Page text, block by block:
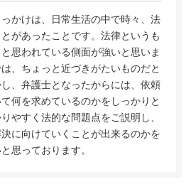
かけは、日常生活の中で時々、法
があったことです。法律というも
思われている側面が強いと思いま
、ちょっと近づきがたいものだと
、弁護士となったからには、依頼
何を求めているのかをしっかりと
やすく法的な問題点をご説明し、
に向けていくことが出来るのかを
思っております。